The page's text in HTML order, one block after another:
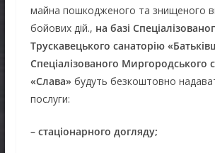
майна пошкодженого та знищеного
бойових дій., на базі
Трускавецького санаторію
Спеціалізованого Миргородського
«Слава» будуть безкоштовно
послуги:
–стаціонарного догляду;